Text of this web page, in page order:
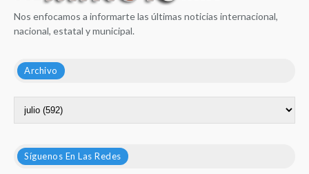
Nos enfocamos a informarte las últimas noticias internacional,
nacional, estatal y municipal.
Archivo
Síguenos En Las Redes